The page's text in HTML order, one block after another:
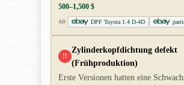
500–1,500 $
AD DPF Toyota 1.4 D-4D
!!
Zylinderkopfdichtung defekt
(Frühproduktion)
Erste Versionen hatten eine